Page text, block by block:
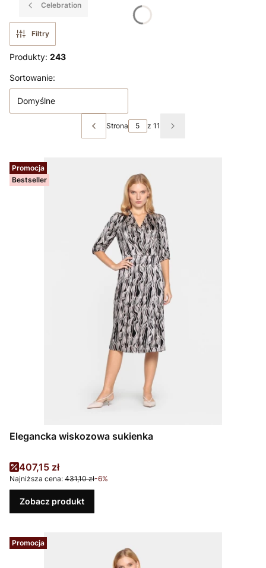
Celebration
Filtry
Produkty: 243
Lista produktów
Sortowanie:
Domyślne
Poprzednie produkty
Strona z 11 Następne produkty
Promocja
Bestseller
Elegancka wiskozowa sukienka
Cena promocyjna
407,15 zł
Najniższa cena: 431,10 zł-6%
Zobacz produkt
Promocja